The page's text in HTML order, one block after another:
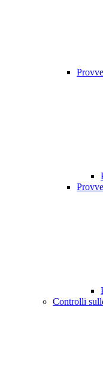
Controlli